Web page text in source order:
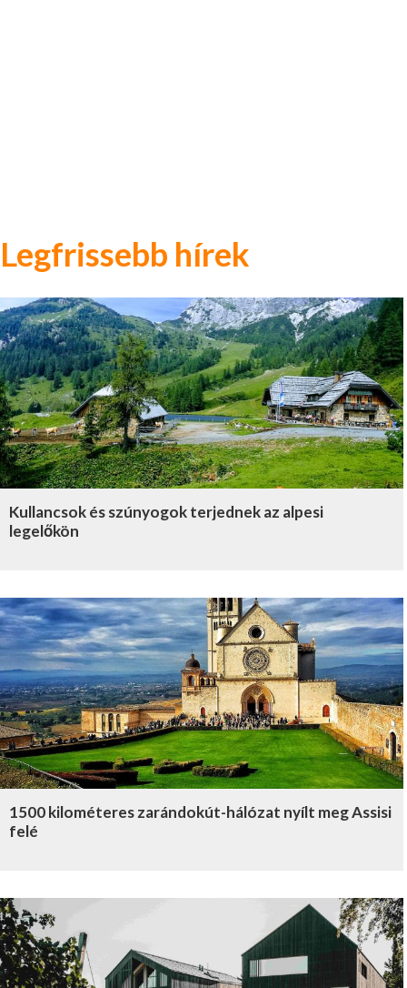
Legfrissebb hírek
Kullancsok és szúnyogok terjednek az alpesi
legelőkön
1500 kilométeres zarándokút-hálózat nyílt meg Assisi
felé